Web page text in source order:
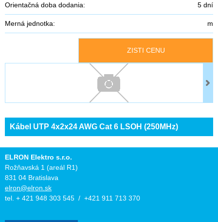
Orientačná doba dodania: 5 dní
Merná jednotka: m
ZISTI CENU
Kábel UTP 4x2x24 AWG Cat 6 LSOH (250MHz)
ELRON Elektro s.r.o.
Rožňavská 1 (areál R1)
831 04 Bratislava
elron@elron.sk
tel. + 421 948 303 545 / +421 911 713 370